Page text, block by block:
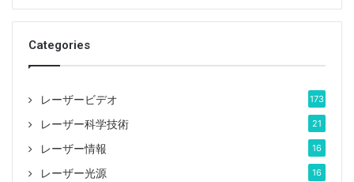
Categories
レーザービデオ 173
レーザー科学技術 21
レーザー情報 16
レーザー光源 16